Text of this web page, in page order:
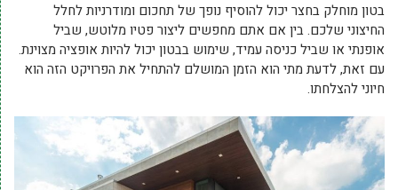
בטון מוחלק בחצר יכול להוסיף נופך של תחכום ומודרניות לחלל
החיצוני שלכם. בין אם אתם מחפשים ליצור פטיו מלוטש, שביל
אופנתי או שביל כניסה עמיד, שימוש בבטון יכול להיות אופציה מצוינת.
עם זאת, לדעת מתי הוא הזמן המושלם להתחיל את הפרויקט הזה הוא
חיוני להצלחתו.